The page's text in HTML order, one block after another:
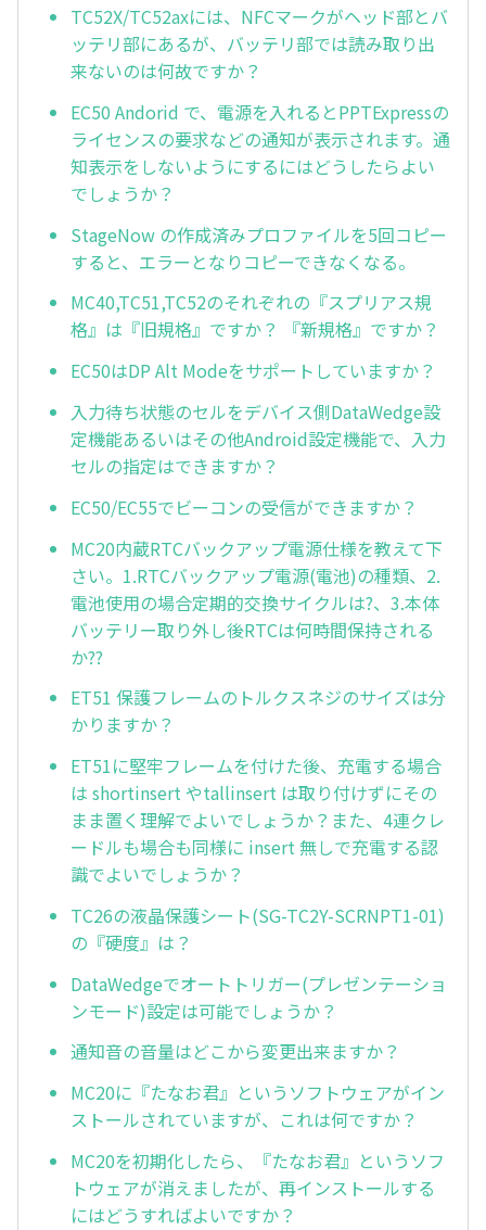
TC52X/TC52axには、NFCマークがヘッド部とバ
ッテリ部にあるが、バッテリ部では読み取り出
来ないのは何故ですか？
EC50 Andorid で、電源を入れるとPPTExpressの
ライセンスの要求などの通知が表示されます。通
知表示をしないようにするにはどうしたらよい
でしょうか？
StageNow の作成済みプロファイルを5回コピー
すると、エラーとなりコピーできなくなる。
MC40,TC51,TC52のそれぞれの『スプリアス規
格』は『旧規格』ですか？ 『新規格』ですか？
EC50はDP Alt Modeをサポートしていますか？
入力待ち状態のセルをデバイス側DataWedge設
定機能あるいはその他Android設定機能で、入力
セルの指定はできますか？
EC50/EC55でビーコンの受信ができますか？
MC20内蔵RTCバックアップ電源仕様を教えて下
さい。1.RTCバックアップ電源(電池)の種類、2.
電池使用の場合定期的交換サイクルは?、3.本体
バッテリー取り外し後RTCは何時間保持される
か??
ET51 保護フレームのトルクスネジのサイズは分
かりますか？
ET51に堅牢フレームを付けた後、充電する場合
は shortinsert やtallinsert は取り付けずにその
まま置く理解でよいでしょうか？また、4連クレ
ードルも場合も同様に insert 無しで充電する認
識でよいでしょうか？
TC26の液晶保護シート(SG-TC2Y-SCRNPT1-01)
の『硬度』は？
DataWedgeでオートトリガー(プレゼンテーショ
ンモード)設定は可能でしょうか？
通知音の音量はどこから変更出来ますか？
MC20に『たなお君』というソフトウェアがイン
ストールされていますが、これは何ですか？
MC20を初期化したら、『たなお君』というソフ
トウェアが消えましたが、再インストールする
にはどうすればよいですか？